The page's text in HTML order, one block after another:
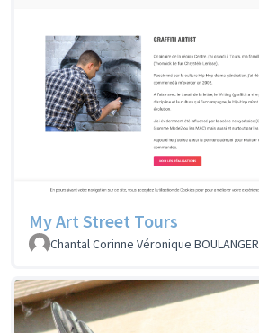
My Art Street Tours
Chantal Corinne Véronique BOULANGER